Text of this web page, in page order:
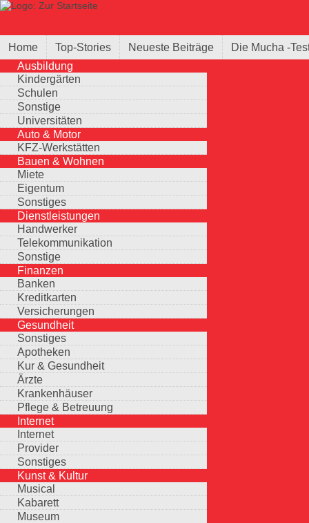
Direkt zum Inhalt
Home Top-Stories Neueste Beiträge
Die Mucha -
Ausbildung
Kindergärten
Schulen
Sonstige
Universitäten
Auto & Motor
KFZ-Werkstätten
Bauen & Wohnen
Miete
Eigentum
Sonstiges
Dienstleistungen
Handwerker
Telekommunikation
Sonstige
Finanzen
Banken
Kreditkarten
Versicherungen
Gesundheit
Sonstiges
Apotheken
Kur & Gesundheit
Ärzte
Krankenhäuser
Pflege & Betreuung
Internet
Internet
Provider
Sonstiges
Kunst & Kultur
Musical
Kabarett
Museum